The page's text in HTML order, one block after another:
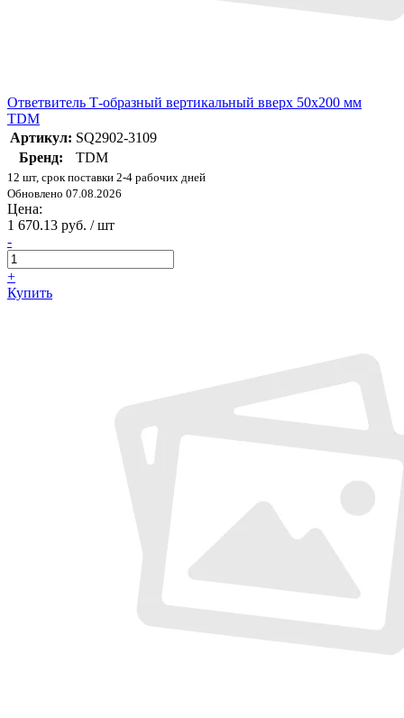
Ответвитель Т-образный вертикальный вверх 50х200 мм
TDM
Артикул: SQ2902-3109
Бренд:
TDM
12 шт, срок поставки 2-4 рабочих дней
Обновлено 07.08.2026
Цена:
1 670.13 руб. / шт
-
+
Купить